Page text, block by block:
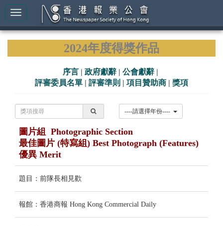
2024年度得獎作品
序言 | 政府獻辭 | 公會獻辭 |
評審委員名單 | 評審準則 | 項目贊助商 | 獎項
圖片組 Photographic Section
最佳圖片 (特寫組) Best Photograph (Features)
優異 Merit
題目：前隊長相見歡
報館：香港商報 Hong Kong Commercial Daily